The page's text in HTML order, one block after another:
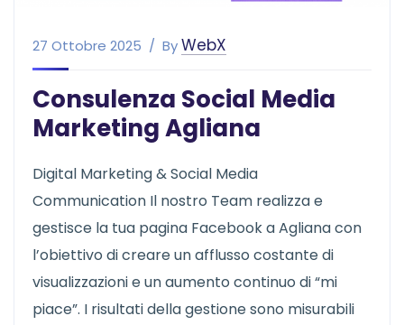
27 Ottobre 2025 ByWebX
Consulenza Social Media
Marketing Agliana
Digital Marketing & Social Media
Communication Il nostro Team realizza e
gestisce la tua pagina Facebook a Agliana con
l’obiettivo di creare un afflusso costante di
visualizzazioni e un aumento continuo di “mi
piace”. I risultati della gestione sono misurabili